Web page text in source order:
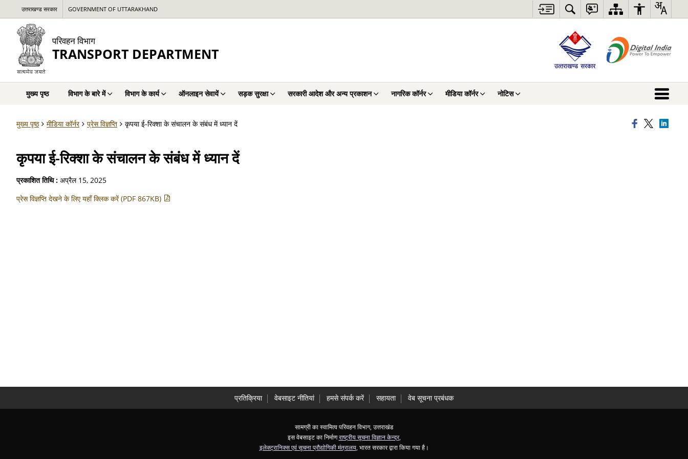
उत्तराखण्ड सरकार GOVERNMENT OF UTTARAKHAND
परिवहन विभाग
TRANSPORT DEPARTMENT
मुख्य पृष्ठ विभाग के बारे में विभाग के कार्य ऑनलाइन सेवायें सड़क सुरक्षा सरकारी आदेश और अन्य प्रकाशन नागरिक कॉर्नर मीडिया कॉर्नर नोटिस
मुख्य पृष्ठ मीडिया कॉर्नर प्रेस विज्ञप्ति कृपया ई-रिक्शा के संचालन के संबंध में ध्यान दें
कृपया ई-रिक्शा के संचालन के संबंध में ध्यान दें
प्रकाशित तिथि : अप्रैल 15, 2025
प्रेस विज्ञप्ति देखने के लिए यहाँ क्लिक करें (PDF 867KB)
प्रतिक्रिया वेबसाइट नीतियां हमसे संपर्क करें सहायता वेब सूचना प्रबंधक
सामग्री का स्वामित्व परिवहन विभाग, उत्तराखंड
इस वेबसाइट का निर्माणराष्ट्रीय सूचना विज्ञान केन्द्र,
इलेक्ट्रानिक्स एवं सूचना प्रौद्योगिकी मंत्रालय, भारत सरकार द्वारा किया गया है।